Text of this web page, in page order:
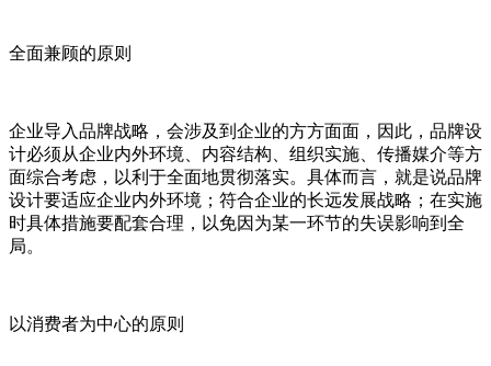
全面兼顾的原则
企业导入品牌战略，会涉及到企业的方方面面，因此，品牌设
计必须从企业内外环境、内容结构、组织实施、传播媒介等方
面综合考虑，以利于全面地贯彻落实。具体而言，就是说品牌
设计要适应企业内外环境；符合企业的长远发展战略；在实施
时具体措施要配套合理，以免因为某一环节的失误影响到全
局。
以消费者为中心的原则